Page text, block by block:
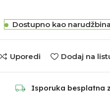
Dostupno kao
Uporedi Dodaj na
Isporuka besplatna